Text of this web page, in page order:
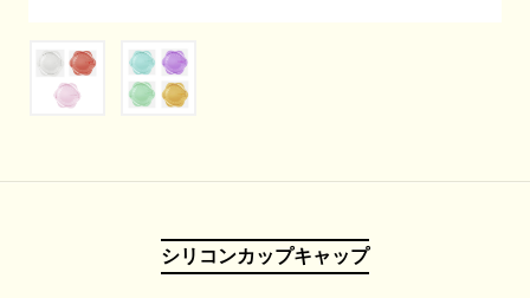
シリコンカップキャップ